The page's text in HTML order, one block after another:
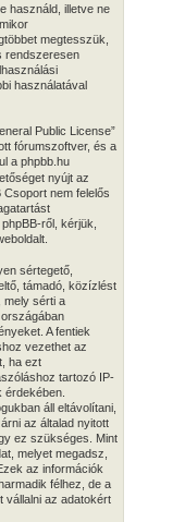
használd, illetve ne
megtesszük,
rendszeresen
használatával
Public License”
fórumszoftver, és a
a phpbb.hu
nyújt az
Csoport nem felelős
ről, kérjük,
sértegető,
támadó, közízlést
mely sérti a
A fentiek
vezethet az
ha ezt
tartozó IP-
érdekében.
áll eltávolítani,
az általad nyitott
ez szükséges. Mint
melyet megadsz,
az információk
félhez, de a
vállalni az adatokért